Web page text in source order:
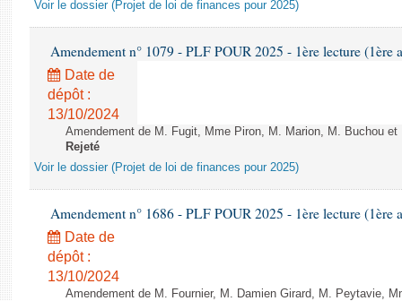
Voir le dossier (Projet de loi de finances pour 2025)
Amendement n° 1079 - PLF POUR 2025 - 1ère lecture (1ère
Date de
dépôt :
13/10/2024
Amendement de M. Fugit, Mme Piron, M. Marion, M. Buchou
Rejeté
Voir le dossier (Projet de loi de finances pour 2025)
Amendement n° 1686 - PLF POUR 2025 - 1ère lecture (1ère
Date de
dépôt :
13/10/2024
Amendement de M. Fournier, M. Damien Girard, M. Peytavie,